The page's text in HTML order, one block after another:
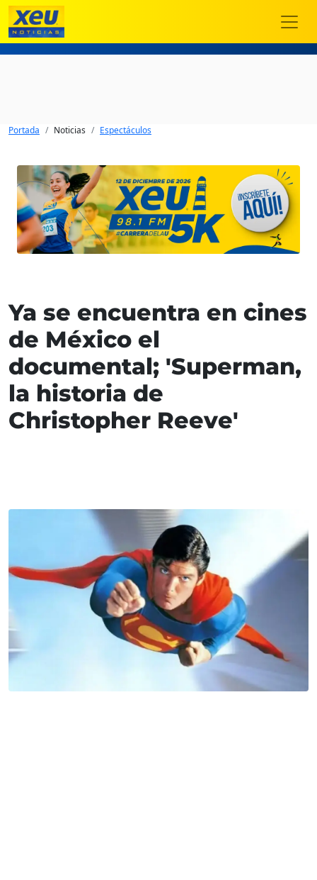
Portada Noticias Espectáculos
Ya se encuentra en cines
de México el
documental; 'Superman,
la historia de
Christopher Reeve'